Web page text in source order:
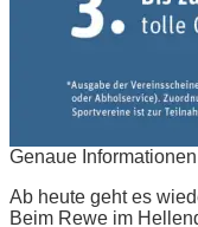
Genaue
Ab heute geht es
Beim Rewe im